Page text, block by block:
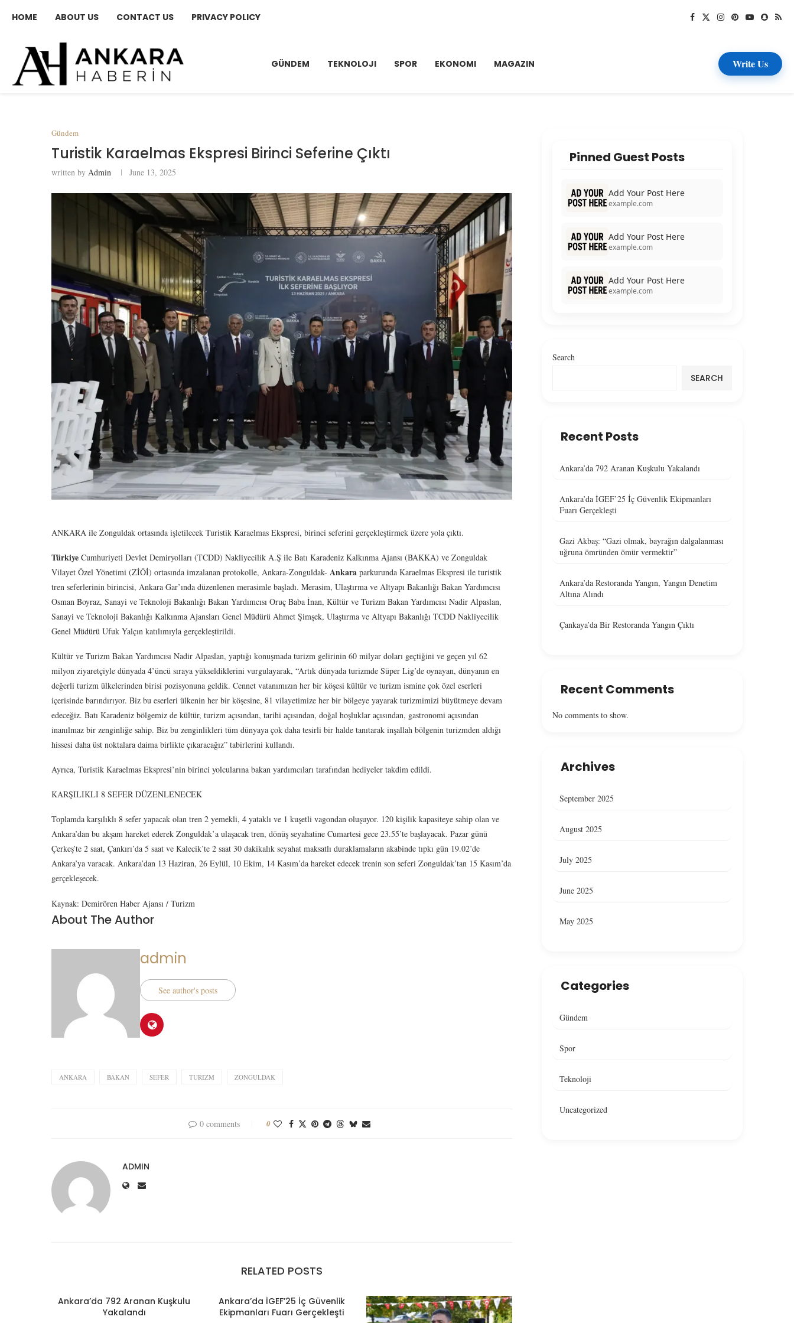
HOME ABOUT US CONTACT US PRIVACY POLICY
GÜNDEM TEKNOLOJI SPOR EKONOMI MAGAZIN Write Us
Gündem
Turistik Karaelmas Ekspresi Birinci Seferine Çıktı
written by Admin June 13, 2025
ANKARA ile Zonguldak ortasında işletilecek Turistik Karaelmas Ekspresi, birinci seferini gerçekleştirmek üzere yola çıktı.
Türkiye Cumhuriyeti Devlet Demiryolları (TCDD) Nakliyecilik A.Ş ile Batı Karadeniz Kalkınma Ajansı (BAKKA) ve Zonguldak
Vilayet Özel Yönetimi (ZİÖİ) ortasında imzalanan protokolle, Ankara-Zonguldak- Ankara parkurunda Karaelmas Ekspresi ile turistik
tren seferlerinin birincisi, Ankara Gar’ında düzenlenen merasimle başladı. Merasim, Ulaştırma ve Altyapı Bakanlığı Bakan Yardımcısı
Osman Boyraz, Sanayi ve Teknoloji Bakanlığı Bakan Yardımcısı Oruç Baba İnan, Kültür ve Turizm Bakan Yardımcısı Nadir Alpaslan,
Sanayi ve Teknoloji Bakanlığı Kalkınma Ajansları Genel Müdürü Ahmet Şimşek, Ulaştırma ve Altyapı Bakanlığı TCDD Nakliyecilik
Genel Müdürü Ufuk Yalçın katılımıyla gerçekleştirildi.
Kültür ve Turizm Bakan Yardımcısı Nadir Alpaslan, yaptığı konuşmada turizm gelirinin 60 milyar doları geçtiğini ve geçen yıl 62
milyon ziyaretçiyle dünyada 4’üncü sıraya yükseldiklerini vurgulayarak, “Artık dünyada turizmde Süper Lig’de oynayan, dünyanın en
değerli turizm ülkelerinden birisi pozisyonuna geldik. Cennet vatanımızın her bir köşesi kültür ve turizm ismine çok özel eserleri
içerisinde barındırıyor. Biz bu eserleri ülkenin her bir köşesine, 81 vilayetimize her bir bölgeye yayarak turizmimizi büyütmeye devam
edeceğiz. Batı Karadeniz bölgemiz de kültür, turizm açısından, tarihi açısından, doğal hoşluklar açısından, gastronomi açısından
inanılmaz bir zenginliğe sahip. Biz bu zenginlikleri tüm dünyaya çok daha tesirli bir halde tanıtarak inşallah bölgenin turizmden aldığı
hissesi daha üst noktalara daima birlikte çıkaracağız” tabirlerini kullandı.
Ayrıca, Turistik Karaelmas Ekspresi’nin birinci yolcularına bakan yardımcıları tarafından hediyeler takdim edildi.
KARŞILIKLI 8 SEFER DÜZENLENECEK
Toplamda karşılıklı 8 sefer yapacak olan tren 2 yemekli, 4 yataklı ve 1 kuşetli vagondan oluşuyor. 120 kişilik kapasiteye sahip olan ve
Ankara’dan bu akşam hareket ederek Zonguldak’a ulaşacak tren, dönüş seyahatine Cumartesi gece 23.55’te başlayacak. Pazar günü
Çerkeş’te 2 saat, Çankırı’da 5 saat ve Kalecik’te 2 saat 30 dakikalık seyahat maksatlı duraklamaların akabinde tıpkı gün 19.02’de
Ankara’ya varacak. Ankara’dan 13 Haziran, 26 Eylül, 10 Ekim, 14 Kasım’da hareket edecek trenin son seferi Zonguldak’tan 15 Kasım’da
gerçekleşecek.
Kaynak: Demirören Haber Ajansı / Turizm
About The Author
admin
See author's posts
ANKARA BAKAN SEFER TURIZM ZONGULDAK
0 comments 0
ADMIN
RELATED POSTS
Ankara’da 792 Aranan Kuşkulu
Yakalandı
Ankara’da İGEF’25 İç Güvenlik
Ekipmanları Fuarı Gerçekleşti
Pinned Guest Posts
Add Your Post Here
example.com
Add Your Post Here
example.com
Add Your Post Here
example.com
Search
SEARCH
Recent Posts
Ankara’da 792 Aranan Kuşkulu Yakalandı
Ankara’da İGEF’25 İç Güvenlik Ekipmanları
Fuarı Gerçekleşti
Gazi Akbaş: “Gazi olmak, bayrağın dalgalanması
uğruna ömründen ömür vermektir”
Ankara’da Restoranda Yangın, Yangın Denetim
Altına Alındı
Çankaya’da Bir Restoranda Yangın Çıktı
Recent Comments
No comments to show.
Archives
September 2025
August 2025
July 2025
June 2025
May 2025
Categories
Gündem
Spor
Teknoloji
Uncategorized